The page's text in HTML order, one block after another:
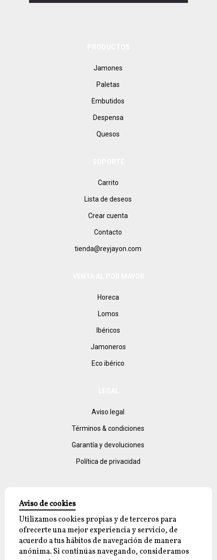
Jamones
Paletas
Embutidos
Despensa
Quesos
Carrito
Lista de deseos
Crear cuenta
Contacto
tienda@reyjayon.com
Horeca
Lomos
Ibéricos
Jamoneros
Eco ibérico
Aviso legal
Términos & condiciones
Garantía y devoluciones
Política de privacidad
© 2026 reyjayon.com, All Rights Reserved.
Aviso de cookies
Utilizamos cookies propias y de terceros para
ofrecerte una mejor experiencia y servicio, de
acuerdo a tus hábitos de navegación de manera
anónima. Si continúas navegando, consideramos